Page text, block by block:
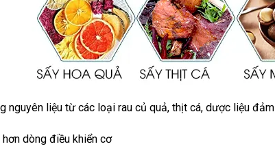
nguyên liệu từ các loại rau củ quả, thịt cá, dược liệu
dòng điều khiển cơ